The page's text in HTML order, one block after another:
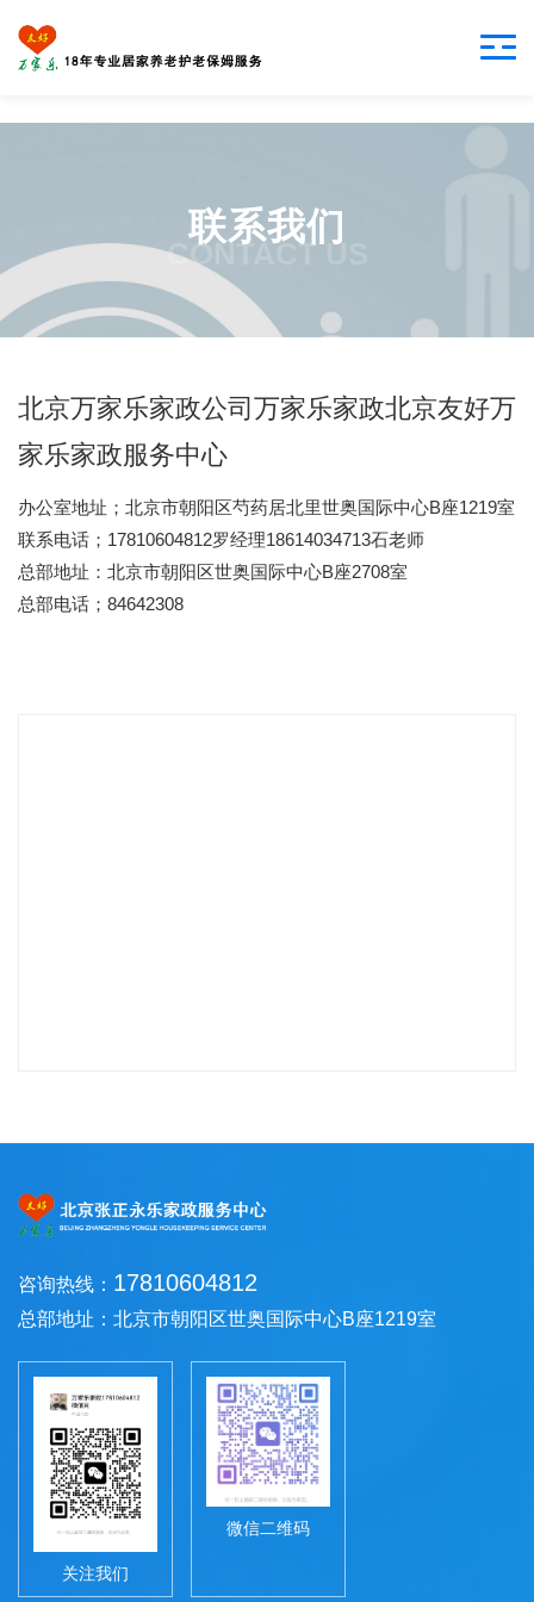
联系我们
CONTACT US
北京万家乐家政公司万家乐家政北京友好万
家乐家政服务中心
办公室地址；北京市朝阳区芍药居北里世奥国际中心B座1219室
联系电话；17810604812罗经理18614034713石老师
总部地址：北京市朝阳区世奥国际中心B座2708室
总部电话；84642308
咨询热线： 17810604812
总部地址：北京市朝阳区世奥国际中心B座1219室
关注我们
微信二维码